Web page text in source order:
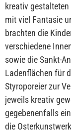
kreativ gestalteten
mit viel Fantasie
brachten die
verschiedene
sowie die Sankt-
Ladenflächen für
Styroporeier zur
jeweils kreativ
gegebenenfalls
die